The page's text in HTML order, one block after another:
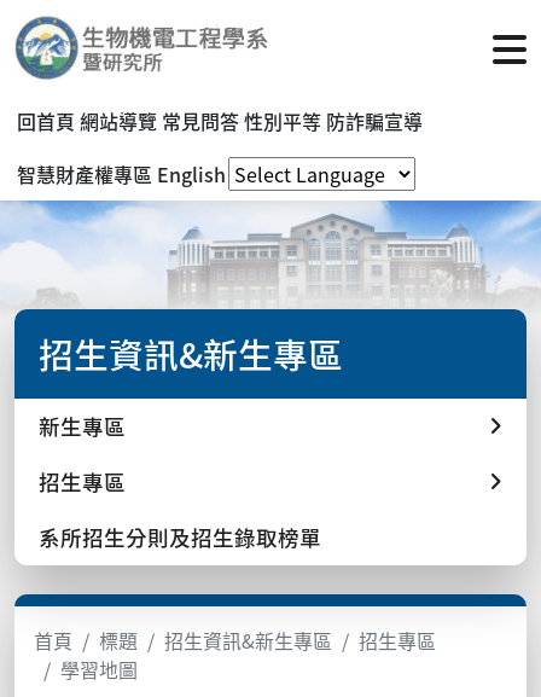
回首頁 網站導覽 常見問答性別平等 防詐騙宣導
智慧財產權專區 English
招生資訊&新生專區
新生專區
招生專區
系所招生分則及招生錄取榜單
首頁 標題 招生資訊&新生專區
招生專區
學習地圖